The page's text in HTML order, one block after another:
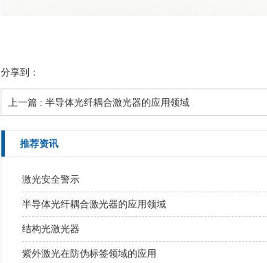
分享到：
上一篇 : 半导体光纤耦合激光器的应用领域
推荐资讯
激光安全警示
半导体光纤耦合激光器的应用领域
结构光激光器
紫外激光在防伪标签领域的应用